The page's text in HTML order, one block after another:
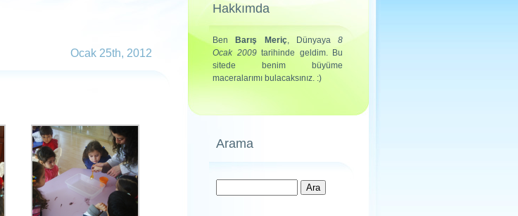
Ocak 25th, 2012
Hakkımda
Ben Barış Meriç, Dünyaya 8
Ocak 2009tarihinde geldim. Bu
sitede benim büyüme
maceralarımı bulacaksınız. :)
Arama